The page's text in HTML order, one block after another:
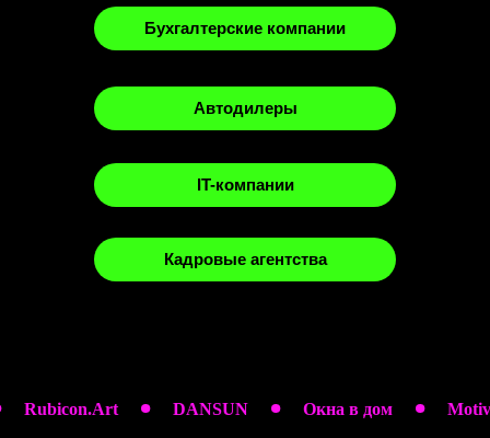
Бухгалтерские компании
Кадровые агентства
IT-компании
Автодилеры
DANSUN Окна в дом Motivation